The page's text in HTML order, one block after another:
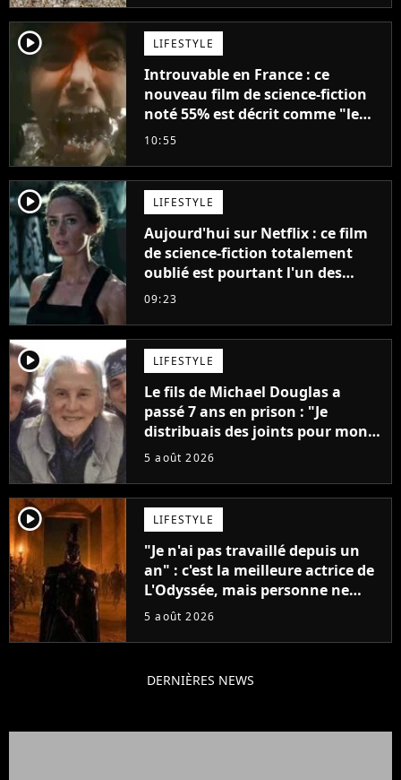
player2 LIFESTYLE
Introuvable en France : ce
nouveau film de science-fiction
noté 55% est décrit comme "le
plus stupide de l'année"
10:55
player2 LIFESTYLE
Aujourd'hui sur Netflix : ce film
de science-fiction totalement
oublié est pourtant l'un des
meilleurs des années 2010
09:23
player2 LIFESTYLE
Le fils de Michael Douglas a
passé 7 ans en prison : "Je
distribuais des joints pour mon
père"
5 août 2026
player2 LIFESTYLE
"Je n'ai pas travaillé depuis un
an" : c'est la meilleure actrice de
L'Odyssée, mais personne ne
veut lui donner de rôle au
5 août 2026
DERNIÈRES NEWS